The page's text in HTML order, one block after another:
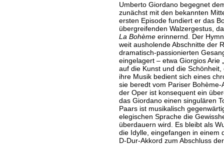
Umberto Giordano begegnet
zunächst mit den bekannten
ersten Episode fundiert er das
übergreifenden Walzergestus,
La Bohèmeerinnernd. Der
weit ausholende Abschnitte der
dramatisch-passionierten
eingelagert – etwa Giorgios Arie
auf die Kunst und die
ihre Musik bedient sich eines
sie beredt vom Pariser
der Oper ist konsequent ein
das Giordano einen singulären
Paars ist musikalisch
elegischen Sprache die
überdauern wird. Es bleibt als
die Idylle, eingefangen in einem
D-Dur-Akkord zum Abschluss